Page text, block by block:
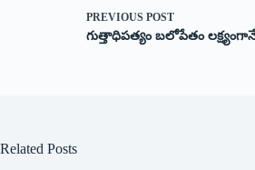
PREVIOUS POST
గుత్తాధిపత్యం బలోపేతం
Related Posts